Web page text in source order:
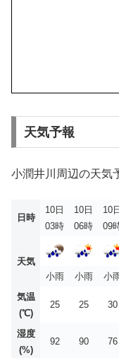
天気予報
小潤井川周辺の天気
日時
10日
03時
10日
06時
10日
09
天気
小雨
小雨 小
気温
(℃)
25 25 30
湿度
(%)
92 90 76